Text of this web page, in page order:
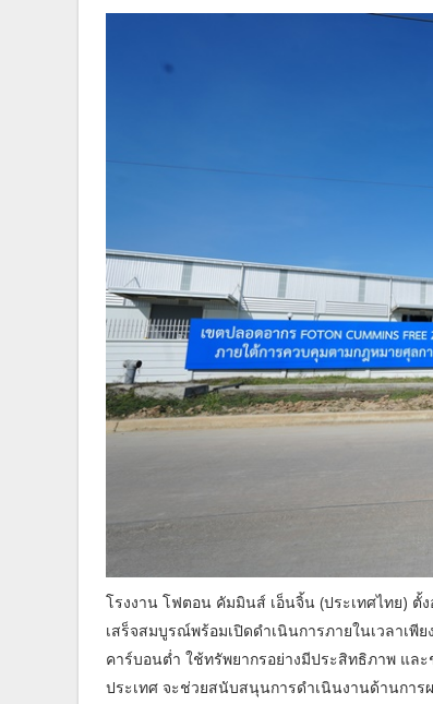
โรงงาน โฟตอน คัมมินส์ เอ็นจิ้น (ประเทศไทย) ตั้
เสร็จสมบูรณ์พร้อมเปิดดำเนินการภายในเวลาเ
คาร์บอนต่ำ ใช้ทรัพยากรอย่างมีประสิทธิภาพ แล
ประเทศ จะช่วยสนับสนุนการดำเนินงานด้านกา